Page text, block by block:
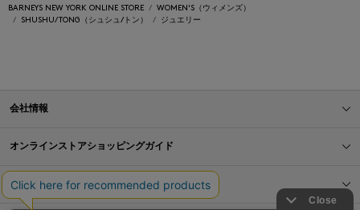
BARNEYS NEW YORK ONLINE STORE
WOMEN'S（ウィメンズ）
SHUSHU/TONG（シュシュ/トン）
ジュエリー
会社情報
オンラインストアショッピングガイド
店舗情報